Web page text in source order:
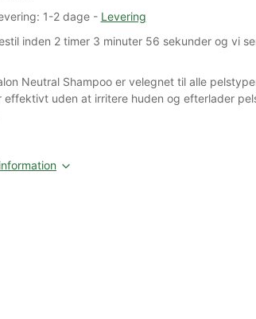
1-2 dage- Levering
inden 2 timer3 minuter55 sekunderog vi
Neutral Shampoo er velegnet til alle
effektivt uden at irritere huden og efterlader